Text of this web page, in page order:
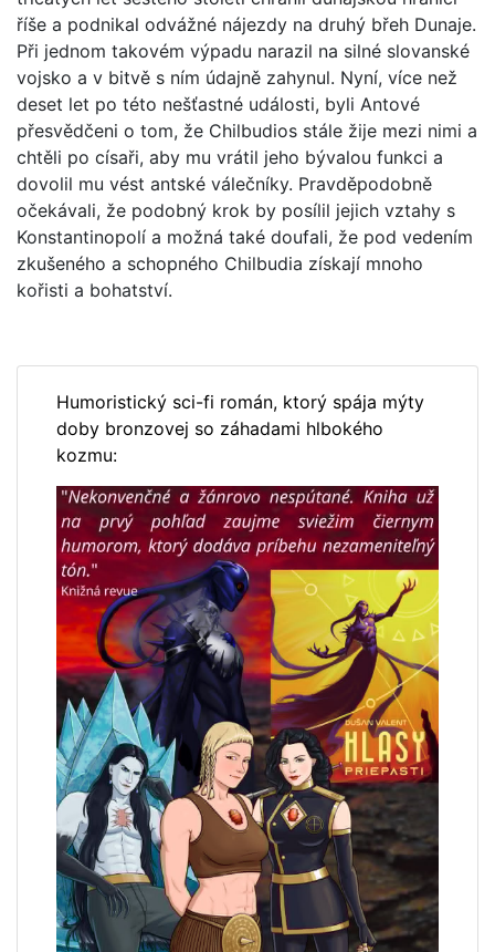
říše a podnikal odvážné nájezdy na druhý břeh Dunaje.
Při jednom takovém výpadu narazil na silné slovanské
vojsko a v bitvě s ním údajně zahynul. Nyní, více než
deset let po této nešťastné události, byli Antové
přesvědčeni o tom, že Chilbudios stále žije mezi nimi a
chtěli po císaři, aby mu vrátil jeho bývalou funkci a
dovolil mu vést antské válečníky. Pravděpodobně
očekávali, že podobný krok by posílil jejich vztahy s
Konstantinopolí a možná také doufali, že pod vedením
zkušeného a schopného Chilbudia získají mnoho
kořisti a bohatství.
Humoristický sci-fi román, ktorý spája mýty
doby bronzovej so záhadami hlbokého
kozmu: